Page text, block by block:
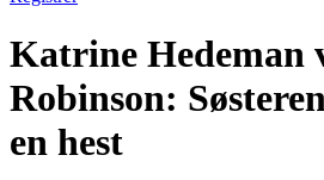
Katrine Hedeman
Robinson:
en hest